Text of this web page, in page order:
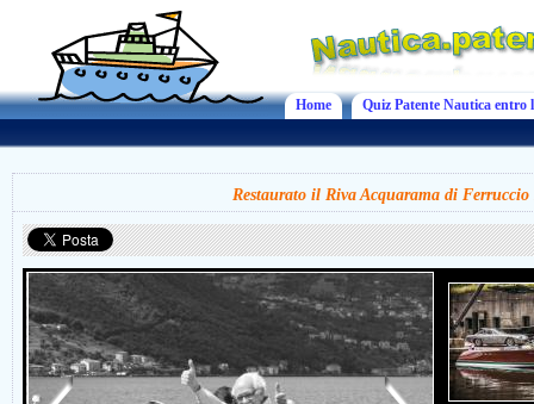
Home Quiz Patente Nautica entro
Restaurato il Riva Acquarama di